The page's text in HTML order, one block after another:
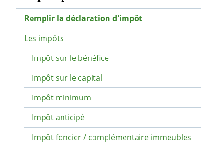
Remplir la déclaration d'impôt
Les impôts
Impôt sur le bénéfice
Impôt sur le capital
Impôt minimum
Impôt anticipé
Impôt foncier / complémentaire immeubles